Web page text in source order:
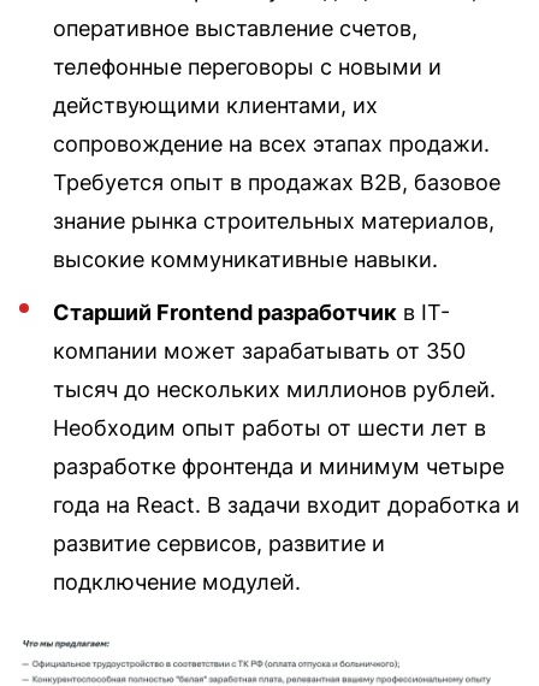
оперативное выставление счетов,
телефонные переговоры с новыми и
действующими клиентами, их
сопровождение на всех этапах продажи.
Требуется опыт в продажах B2B, базовое
знание рынка строительных материалов,
высокие коммуникативные навыки.
Старший Frontend разработчик в IT-
компании может зарабатывать от 350
тысяч до нескольких миллионов рублей.
Необходим опыт работы от шести лет в
разработке фронтенда и минимум четыре
года на React. В задачи входит доработка и
развитие сервисов, развитие и
подключение модулей.